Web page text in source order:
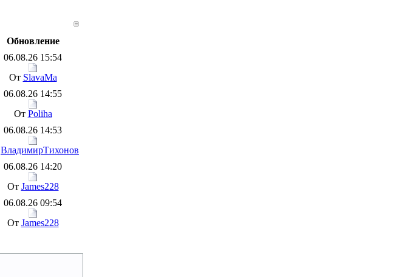
Обновление
06.08.26 15:54
От SlavaMa
06.08.26 14:55
От Poliha
06.08.26 14:53
ВладимирТихонов
06.08.26 14:20
От James228
06.08.26 09:54
От James228